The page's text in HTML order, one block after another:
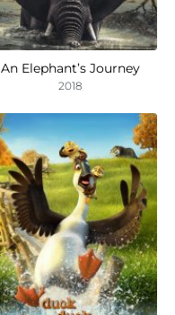
An Elephant’s Journey
2018